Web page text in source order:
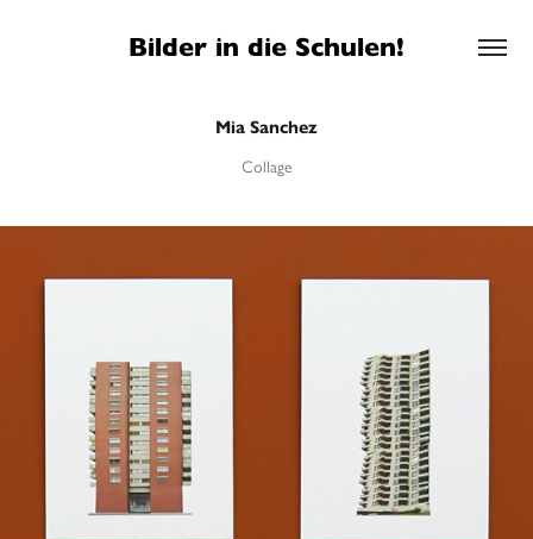
Bilder in die Schulen!
Mia Sanchez
Collage